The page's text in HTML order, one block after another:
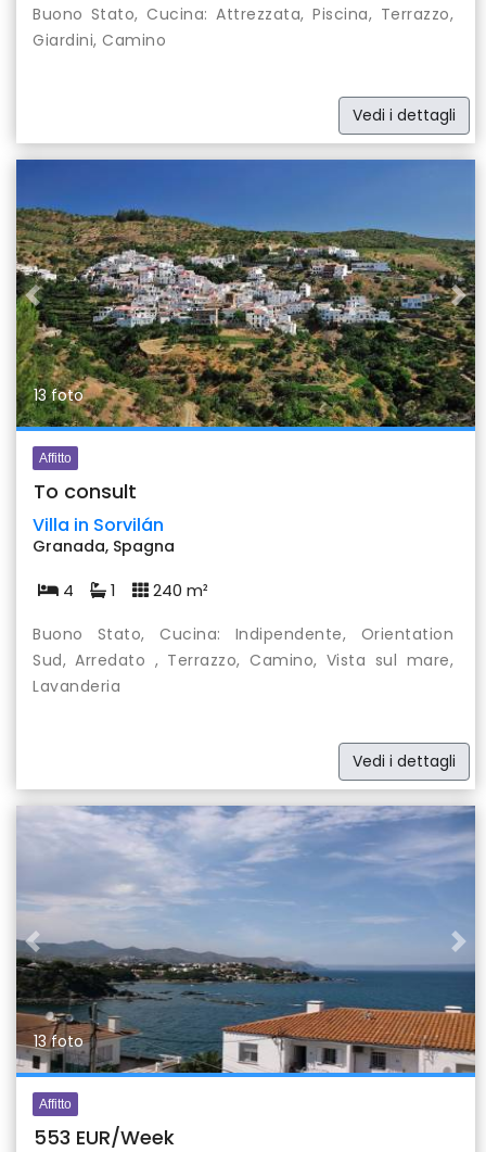
Buono Stato, Cucina: Attrezzata, Piscina, Terrazzo,
Giardini, Camino
Vedi i dettagli
Previous
13 foto
Affitto
To consult
Villa in Sorvilán
Granada, Spagna
4 1 240 m²
Buono Stato, Cucina: Indipendente, Orientation
Sud, Arredato , Terrazzo, Camino, Vista sul mare,
Lavanderia
Vedi i dettagli
Previous
13 foto
Affitto
553 EUR/Week